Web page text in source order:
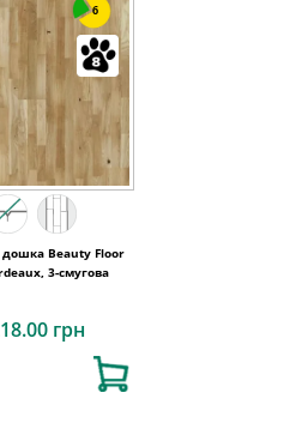
6
дошка Beauty Floor
3-смугова
грн